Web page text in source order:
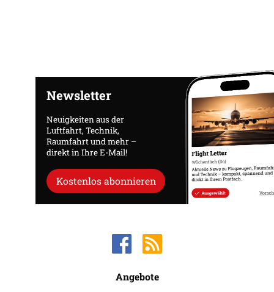
Newsletter
Neuigkeiten aus der
Luftfahrt, Technik,
Raumfahrt und mehr –
direkt in Ihre E-Mail!
Kostenlos abonnieren
Angebote